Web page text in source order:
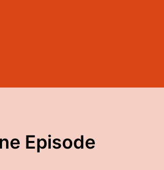
Episode